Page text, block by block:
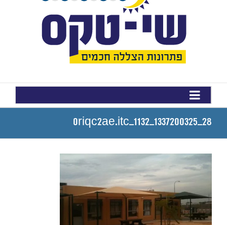
0riqc2ae.itc_1132_1337200325_28